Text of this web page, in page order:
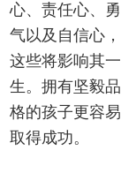
心、责任心、勇
气以及自信心，
这些将影响其一
生。拥有坚毅品
格的孩子更容易
取得成功。